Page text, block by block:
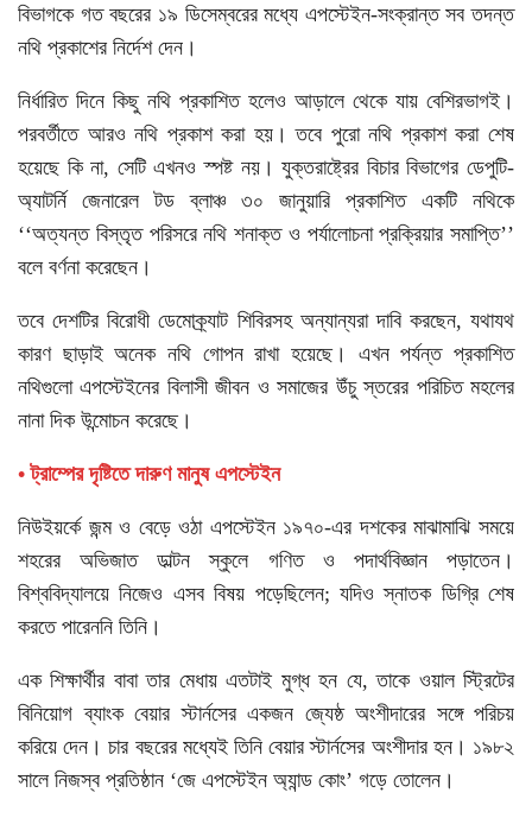
বিভাগকে গত বছরের ১৯ ডিসেম্বরের মধ্যে এপস্টেইন-সংক্রান্ত সব তদন্ত
নথি প্রকাশের নির্দেশ দেন।
নির্ধারিত দিনে কিছু নথি প্রকাশিত হলেও আড়ালে থেকে যায় বেশিরভাগই।
পরবর্তীতে আরও নথি প্রকাশ করা হয়। তবে পুরো নথি প্রকাশ করা শেষ
হয়েছে কি না, সেটি এখনও স্পষ্ট নয়। যুক্তরাষ্ট্রের বিচার বিভাগের ডেপুটি-
অ্যাটর্নি জেনারেল টড ব্লাঞ্চ ৩০ জানুয়ারি প্রকাশিত একটি নথিকে
‌‌‌‘‘অত্যন্ত বিস্তৃত পরিসরে নথি শনাক্ত ও পর্যালোচনা প্রক্রিয়ার সমাপ্তি’’
বলে বর্ণনা করেছেন।
তবে দেশটির বিরোধী ডেমোক্র্যাট শিবিরসহ অন্যান্যরা দাবি করছেন, যথাযথ
কারণ ছাড়াই অনেক নথি গোপন রাখা হয়েছে। এখন পর্যন্ত প্রকাশিত
নথিগুলো এপস্টেইনের বিলাসী জীবন ও সমাজের উঁচু স্তরের পরিচিত মহলের
নানা দিক উন্মোচন করেছে।
• ট্রাম্পের দৃষ্টিতে দারুণ মানুষ এপস্টেইন
নিউইয়র্কে জন্ম ও বেড়ে ওঠা এপস্টেইন ১৯৭০-এর দশকের মাঝামাঝি সময়ে
শহরের অভিজাত ডাল্টন স্কুলে গণিত ও পদার্থবিজ্ঞান পড়াতেন।
বিশ্ববিদ্যালয়ে নিজেও এসব বিষয় পড়েছিলেন; যদিও স্নাতক ডিগ্রি শেষ
করতে পারেননি তিনি।
এক শিক্ষার্থীর বাবা তার মেধায় এতটাই মুগ্ধ হন যে, তাকে ওয়াল স্ট্রিটের
বিনিয়োগ ব্যাংক বেয়ার স্টার্নসের একজন জ্যেষ্ঠ অংশীদারের সঙ্গে পরিচয়
করিয়ে দেন। চার বছরের মধ্যেই তিনি বেয়ার স্টার্নসের অংশীদার হন। ১৯৮২
সালে নিজস্ব প্রতিষ্ঠান ‘জে এপস্টেইন অ্যান্ড কোং’ গড়ে তোলেন।